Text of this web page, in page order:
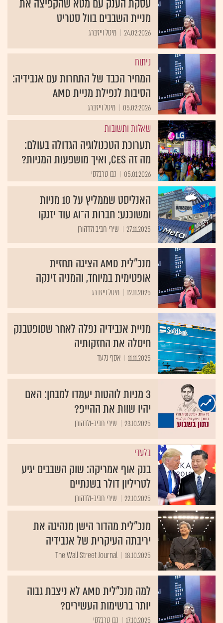
עסקת הענק עם מטא שהקפיצה את
מניית השבבים בוול סטריט
24.02.2026 מיטל וייזברג
ניתוח
המחיר הכבד של התחרות עם אנבידיה:
הסיבות לנפילת מניית AMD
05.02.2026 מיטל וייזברג
שאלות ותשובות
תערוכת הטכנולוגיה הגדולה בעולם:
מה זה CES, ואיך מושפעות המניות?
05.01.2026 נבו טרבלסי
האנליסט שממליץ על 10 מניות
ומשוכנע: חברות ה־AI עוד יזנקו
27.11.2025 שירי חביב ולדהורן
מנכ"לית AMD הציגה תחזית
אופטימית במיוחד, והמניה זינקה
12.11.2025 מיטל וייזברג
מניית אנבידיה נפלה לאחר שסופטבנק
חיסלה את החזקותיה
11.11.2025 אסף גלעד
3 מניות לוהטות יעמדו למבחן: האם
יהיו שוות את ההייפ?
23.10.2025 שירי חביב-ולדהורן
בלעדי
בנק אוף אמריקה: שוק השבבים יגיע
לטריליון דולר בשנתיים
22.10.2025 שירי חביב-ולדהורן
מנכ"לית מהדור הישן מנהיגה את
יריבתה העיקרית של אנבידיה
18.10.2025
The Wall Street Journal
למה מנכ"לית AMD לא ניצבת גבוה
יותר ברשימות העשירים?
17.10.2025 נבו טרבלסי